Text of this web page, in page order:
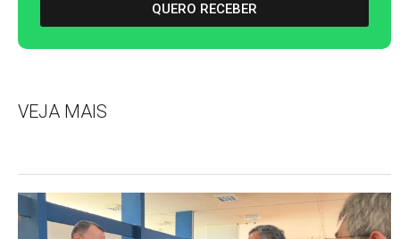
QUERO RECEBER
VEJA MAIS